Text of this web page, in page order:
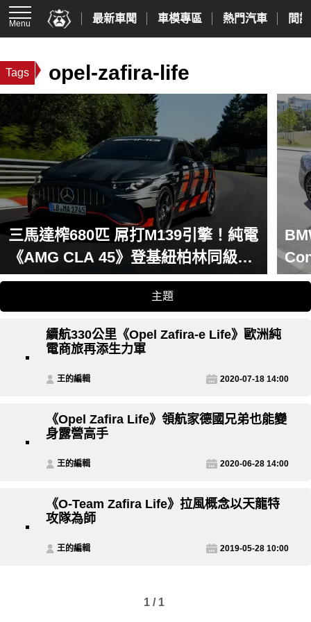
Menu 最新車聞 車模專區 熱門汽車 間
Tags opel-zafira-life
三馬達榨680匹 屌打M139引擎！純電
《AMG CLA 45》登基紐柏林同級最
速王者
再
主題
續航330公里《Opel Zafira-e Life》歐洲純
電商旅再添生力軍
王的編輯 2020-07-18 14:00
《Opel Zafira Life》領航家德國兄弟也能變
身露營高手
王的編輯 2020-06-28 14:00
《O-Team Zafira Life》拉風概念以天龍特
攻隊為師
王的編輯 2019-05-28 10:00
1 / 1